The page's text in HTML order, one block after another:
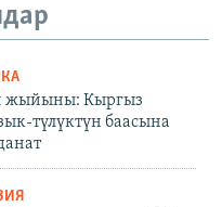
жыйыны: Кыргыз
түлүктүн баасына